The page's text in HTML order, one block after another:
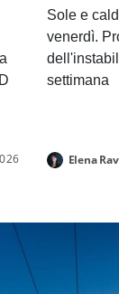
Sole e
venerdì.
settimana
Elena